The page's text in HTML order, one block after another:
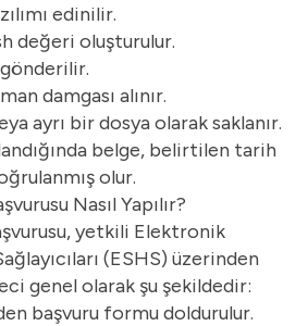
edinilir.
değeri oluşturulur.
gönderilir.
damgası alınır.
ayrı bir dosya olarak saklanır.
belge, belirtilen tarih
olur.
Nasıl Yapılır?
yetkili Elektronik
(ESHS) üzerinden
genel olarak şu şekildedir:
başvuru formu doldurulur.